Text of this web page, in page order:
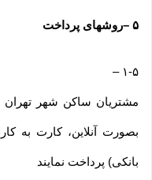
۵ –روشهای پرداخت
۱-۵ –
مشتریان ساکن شهر
بصورت آنلاین، کارت به
بانکی) پرداخت نمایند